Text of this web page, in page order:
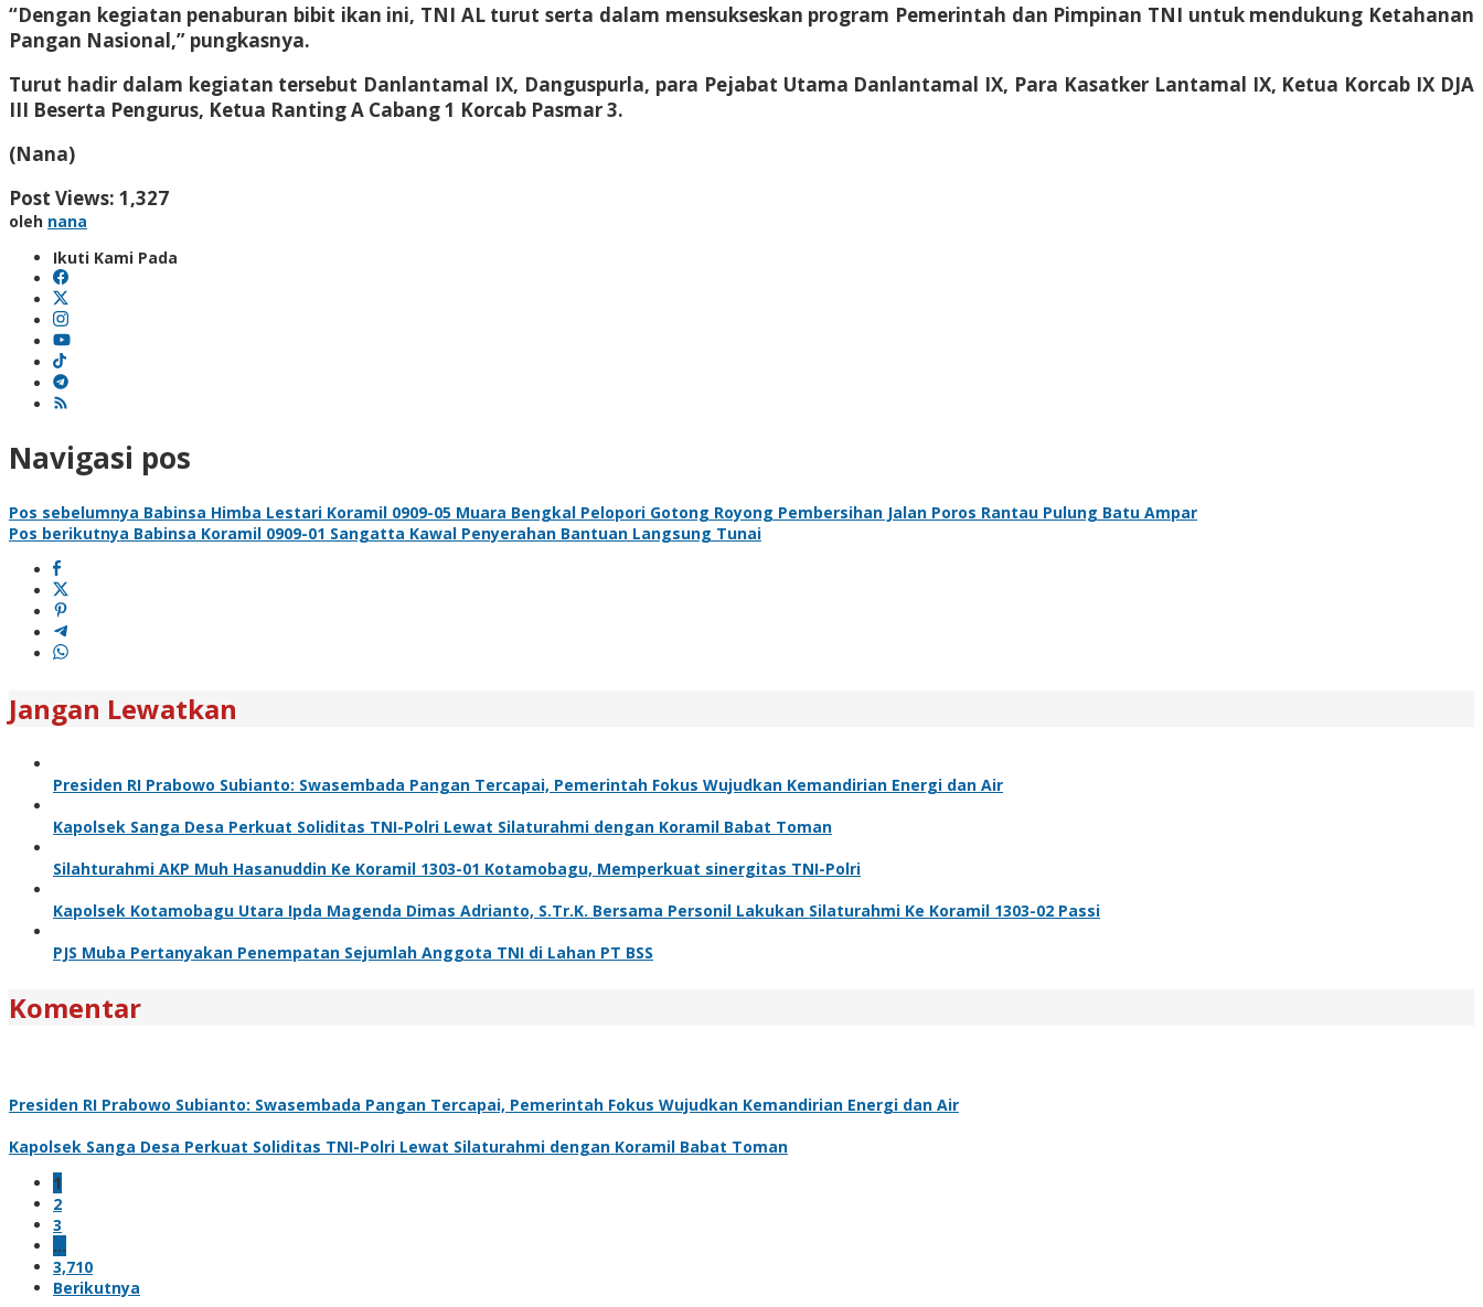
“Dengan kegiatan penaburan bibit ikan ini, TNI AL turut serta dalam mensukseskan program Pemerintah dan Pimpinan TNI untuk mendukung Ketahanan
Pangan Nasional,” pungkasnya.
Turut hadir dalam kegiatan tersebut Danlantamal IX, Danguspurla, para Pejabat Utama Danlantamal IX, Para Kasatker Lantamal IX, Ketua Korcab IX DJA
III Beserta Pengurus, Ketua Ranting A Cabang 1 Korcab Pasmar 3.
(Nana)
Post Views: 1,327
oleh nana
Ikuti Kami Pada
Navigasi pos
Pos sebelumnya Babinsa Himba Lestari Koramil 0909-05 Muara Bengkal Pelopori Gotong Royong Pembersihan Jalan Poros Rantau Pulung Batu Ampar
Pos berikutnya Babinsa Koramil 0909-01 Sangatta Kawal Penyerahan Bantuan Langsung Tunai
Jangan Lewatkan
Presiden RI Prabowo Subianto: Swasembada Pangan Tercapai, Pemerintah Fokus Wujudkan Kemandirian Energi dan Air
Kapolsek Sanga Desa Perkuat Soliditas TNI-Polri Lewat Silaturahmi dengan Koramil Babat Toman
Silahturahmi AKP Muh Hasanuddin Ke Koramil 1303-01 Kotamobagu, Memperkuat sinergitas TNI-Polri
Kapolsek Kotamobagu Utara Ipda Magenda Dimas Adrianto, S.Tr.K. Bersama Personil Lakukan Silaturahmi Ke Koramil 1303-02 Passi
PJS Muba Pertanyakan Penempatan Sejumlah Anggota TNI di Lahan PT BSS
Komentar
Presiden RI Prabowo Subianto: Swasembada Pangan Tercapai, Pemerintah Fokus Wujudkan Kemandirian Energi dan Air
Kapolsek Sanga Desa Perkuat Soliditas TNI-Polri Lewat Silaturahmi dengan Koramil Babat Toman
1
2
3
…
3,710
Berikutnya